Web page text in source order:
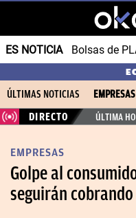
ES NOTICIA Bolsas de
ÚLTIMAS NOTICIAS EMPRESAS
DIRECTO
ÚLTIMA
EMPRESAS
Golpe al
seguirán